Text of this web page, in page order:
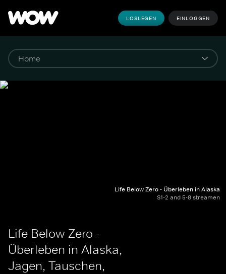
LOSLEGEN EINLOGGEN
Life Below Zero - Überleben in Alaska
S1-2 and 5-8 streamen
Life Below Zero -
Überleben in Alaska,
Jagen, Tauschen,